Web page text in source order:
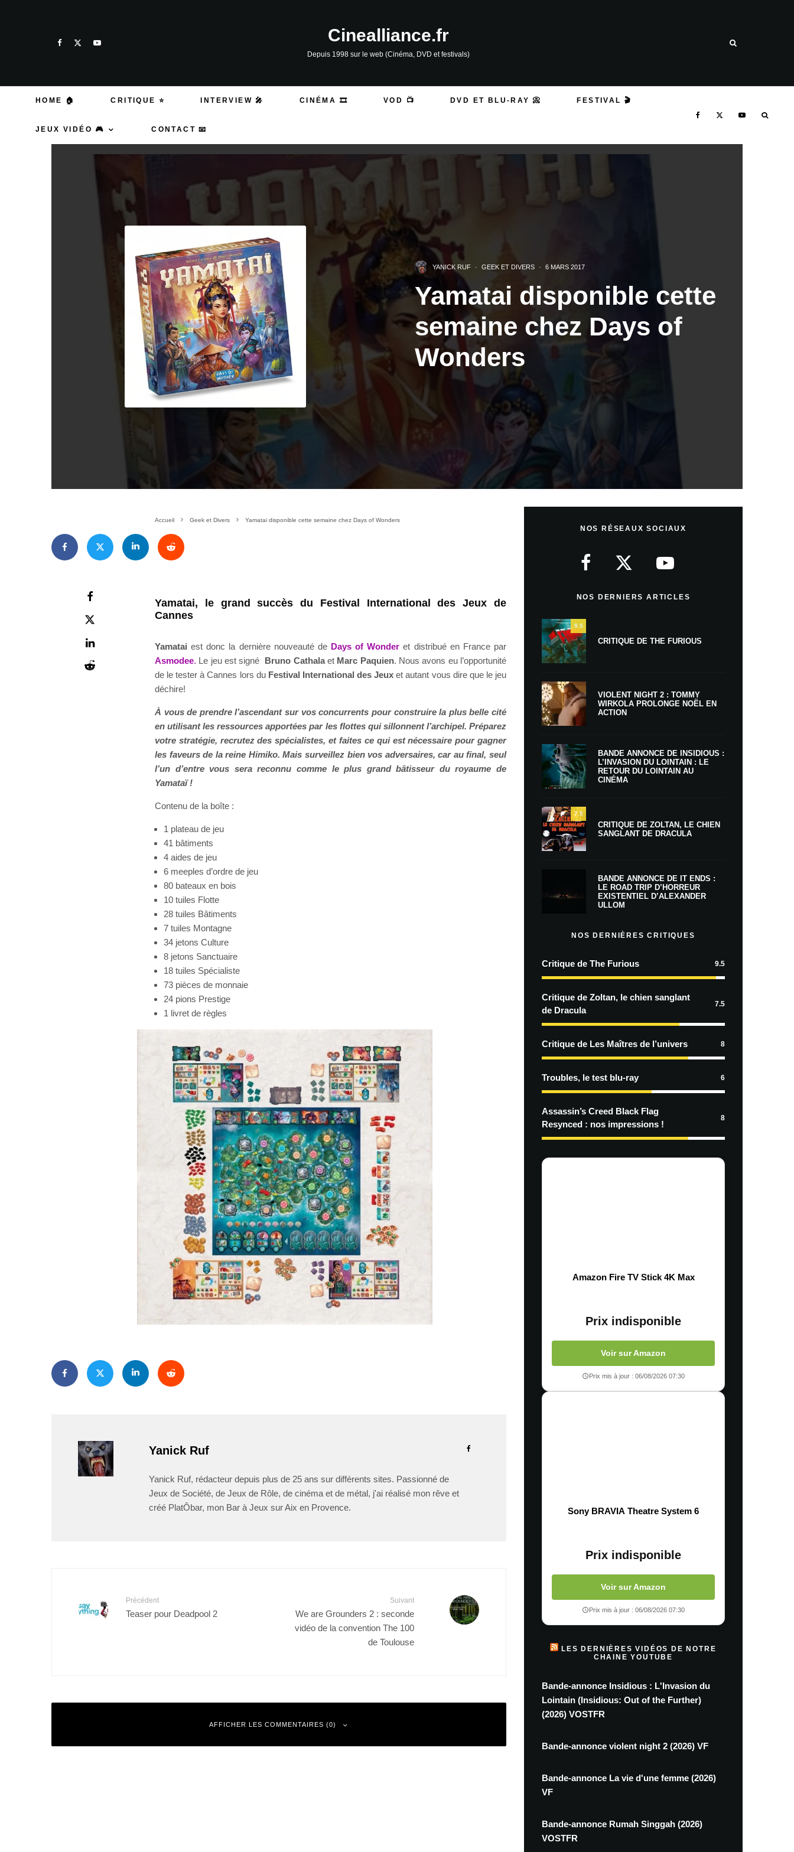
Cinealliance.fr
Depuis 1998 sur le web (Cinéma, DVD et festivals)
HOME 🏠 CRITIQUE ⭐ INTERVIEW 🎤 CINÉMA 🎞️ VOD 📺 DVD ET BLU-RAY 📀 FESTIVAL 🎬
JEUX VIDÉO 🎮 CONTACT 📧
YANICK RUF · GEEK ET DIVERS · 6 MARS 2017
Yamatai disponible cette
semaine chez Days of
Wonders
Accueil Geek et Divers Yamatai disponible cette semaine chez Days of Wonders
Yamatai, le grand succès du Festival International des Jeux de
Cannes
Yamatai est donc la dernière nouveauté de Days of Wonder et distribué en France par
Asmodee. Le jeu est signé Bruno Cathalaet Marc Paquien. Nous avons eu l’opportunité
de le tester à Cannes lors du Festival International des Jeux et autant vous dire que le jeu
déchire!
À vous de prendre l’ascendant sur vos concurrents pour construire la plus belle cité
en utilisant les ressources apportées par les flottes qui sillonnent l’archipel. Préparez
votre stratégie, recrutez des spécialistes, et faites ce qui est nécessaire pour gagner
les faveurs de la reine Himiko. Mais surveillez bien vos adversaires, car au final, seul
l’un d’entre vous sera reconnu comme le plus grand bâtisseur du royaume de
Yamataï !
Contenu de la boîte :
1 plateau de jeu
41 bâtiments
4 aides de jeu
6 meeples d’ordre de jeu
80 bateaux en bois
10 tuiles Flotte
28 tuiles Bâtiments
7 tuiles Montagne
34 jetons Culture
8 jetons Sanctuaire
18 tuiles Spécialiste
73 pièces de monnaie
24 pions Prestige
1 livret de règles
Yanick Ruf
Yanick Ruf, rédacteur depuis plus de 25 ans sur différents sites. Passionné de
Jeux de Société, de Jeux de Rôle, de cinéma et de métal, j'ai réalisé mon rêve et
créé PlatÔbar, mon Bar à Jeux sur Aix en Provence.
Précédent
Teaser pour Deadpool 2
Suivant
We are Grounders 2 : seconde
vidéo de la convention The 100
de Toulouse
AFFICHER LES COMMENTAIRES (0)
NOS RÉSEAUX SOCIAUX
NOS DERNIERS ARTICLES
9.5
CRITIQUE DE THE FURIOUS
VIOLENT NIGHT 2 : TOMMY
WIRKOLA PROLONGE NOËL EN
ACTION
BANDE ANNONCE DE INSIDIOUS :
L’INVASION DU LOINTAIN : LE
RETOUR DU LOINTAIN AU
CINÉMA
7.5
CRITIQUE DE ZOLTAN, LE CHIEN
SANGLANT DE DRACULA
BANDE ANNONCE DE IT ENDS :
LE ROAD TRIP D’HORREUR
EXISTENTIEL D’ALEXANDER
ULLOM
NOS DERNIÈRES CRITIQUES
Critique de The Furious 9.5
Critique de Zoltan, le chien sanglant
de Dracula
7.5
Critique de Les Maîtres de l’univers 8
Troubles, le test blu-ray 6
Assassin’s Creed Black Flag
Resynced : nos impressions !
8
Amazon Fire TV Stick 4K Max
Prix indisponible
Voir sur Amazon
Prix mis à jour : 06/08/2026 07:30
Sony BRAVIA Theatre System 6
Prix indisponible
Voir sur Amazon
Prix mis à jour : 06/08/2026 07:30
LES DERNIÈRES VIDÉOS DE NOTRE
CHAINE YOUTUBE
Bande-annonce Insidious : L'Invasion du
Lointain (Insidious: Out of the Further)
(2026) VOSTFR
Bande-annonce violent night 2 (2026) VF
Bande-annonce La vie d'une femme (2026)
VF
Bande-annonce Rumah Singgah (2026)
VOSTFR